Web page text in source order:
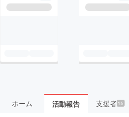
ホーム 活動報告 支援者 15